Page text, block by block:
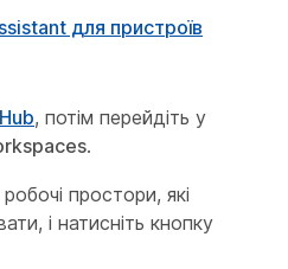
для пристроїв
, потім перейдіть у
.
простори, які
і натисніть кнопку